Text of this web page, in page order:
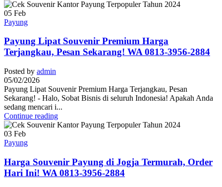
05 Feb
Payung
Payung Lipat Souvenir Premium Harga
Terjangkau, Pesan Sekarang! WA 0813-3956-2884
Posted by admin
05/02/2026
Payung Lipat Souvenir Premium Harga Terjangkau, Pesan
Sekarang! - Halo, Sobat Bisnis di seluruh Indonesia! Apakah Anda
sedang mencari i...
Continue reading
03 Feb
Payung
Harga Souvenir Payung di Jogja Termurah, Order
Hari Ini! WA 0813-3956-2884